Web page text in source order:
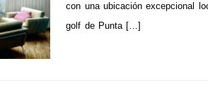
con una ubicación excepcional
golf de Punta […]